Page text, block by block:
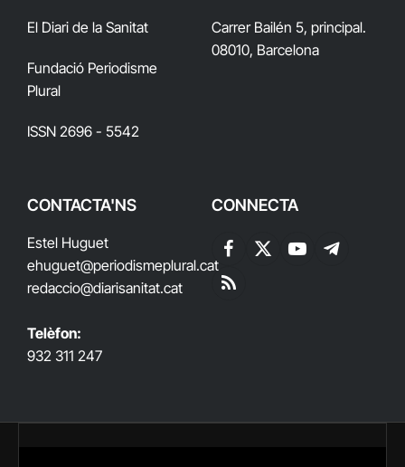
El Diari de la Sanitat
Fundació Periodisme
Plural
ISSN 2696 - 5542
Carrer Bailén 5, principal.
08010, Barcelona
CONTACTA'NS
Estel Huguet
ehuguet@periodismeplural.cat
redaccio@diarisanitat.cat
Telèfon:
932 311 247
CONNECTA
Facebook
X
YouTubeTelegram
RSS